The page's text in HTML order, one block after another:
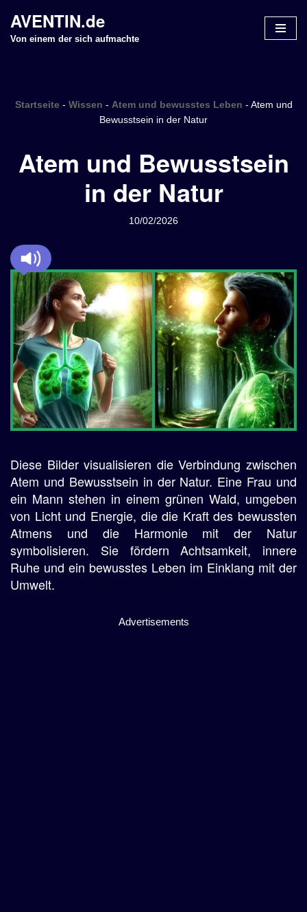
Z
n
n
g
e
n
AVENTIN.de
Von einem der sich aufmachte
Startseite- Wissen - Atem und bewusstes Leben - Atem und
Bewusstsein in der Natur
Atem und Bewusstsein
in der Natur
10/02/2026
Diese Bilder visualisieren die Verbindung zwischen
Atem und Bewusstsein in der Natur. Eine Frau und
ein Mann stehen in einem grünen Wald, umgeben
von Licht und Energie, die die Kraft des bewussten
Atmens und die Harmonie mit der Natur
symbolisieren. Sie fördern Achtsamkeit, innere
Ruhe und ein bewusstes Leben im Einklang mit der
Umwelt.
Advertisements